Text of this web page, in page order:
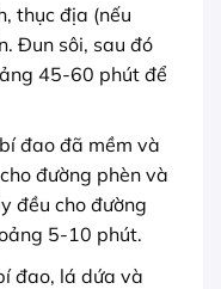
thục địa (nếu
Đun sôi, sau đó
45-60 phút để
đao đã mềm và
đường phèn và
đều cho đường
5-10 phút.
đao, lá dứa và